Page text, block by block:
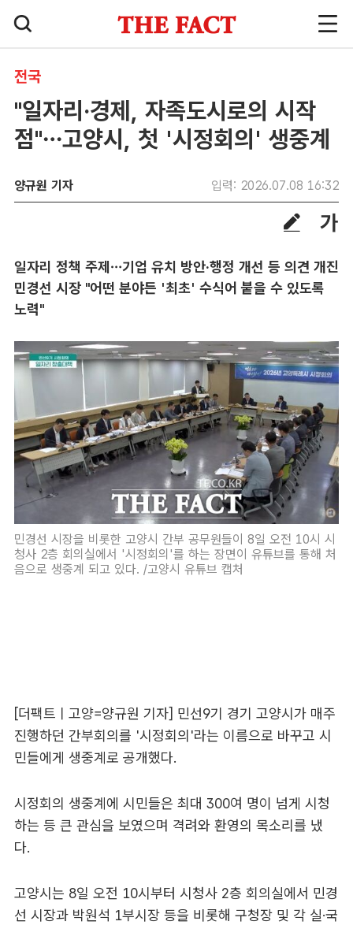
전국
"일자리·경제, 자족도시로의 시작
점"…고양시, 첫 '시정회의' 생중계
양규원 기자 입력: 2026.07.08 16:32
일자리 정책 주제…기업 유치 방안·행정 개선 등 의견 개진
민경선 시장 "어떤 분야든 '최초' 수식어 붙을 수 있도록
노력"
민경선 시장을 비롯한 고양시 간부 공무원들이 8일 오전 10시 시
청사 2층 회의실에서 '시정회의'를 하는 장면이 유튜브를 통해 처
음으로 생중계 되고 있다. /고양시 유튜브 캡처
[더팩트ㅣ고양=양규원 기자] 민선9기 경기 고양시가 매주
진행하던 간부회의를 '시정회의'라는 이름으로 바꾸고 시
민들에게 생중계로 공개했다.
시정회의 생중계에 시민들은 최대 300여 명이 넘게 시청
하는 등 큰 관심을 보였으며 격려와 환영의 목소리를 냈
다.
고양시는 8일 오전 10시부터 시청사 2층 회의실에서 민경
선 시장과 박원석 1부시장 등을 비롯해 구청장 및 각 실·국